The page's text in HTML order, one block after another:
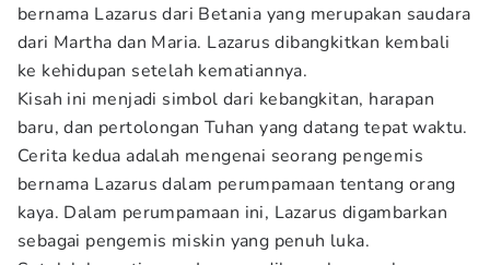
bernama Lazarus dari Betania yang merupakan saudara
dari Martha dan Maria. Lazarus dibangkitkan kembali
ke kehidupan setelah kematiannya.
Kisah ini menjadi simbol dari kebangkitan, harapan
baru, dan pertolongan Tuhan yang datang tepat waktu.
Cerita kedua adalah mengenai seorang pengemis
bernama Lazarus dalam perumpamaan tentang orang
kaya. Dalam perumpamaan ini, Lazarus digambarkan
sebagai pengemis miskin yang penuh luka.